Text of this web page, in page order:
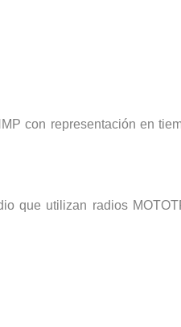
con representación en
que utilizan radios